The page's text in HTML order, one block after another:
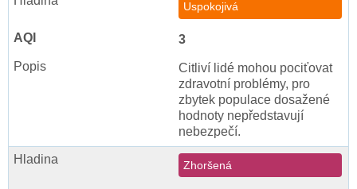
Uspokojivá
3
Citliví lidé mohou pociťovat
zdravotní problémy, pro
zbytek populace dosažené
hodnoty nepředstavují
nebezpečí.
Zhoršená